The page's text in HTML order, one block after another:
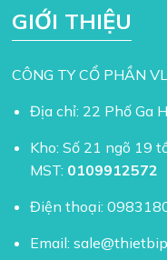
GIỚI THIỆU
CÔNG TY CỔ PHẦN
Địa chỉ: 22 Phố Ga
Kho: Số 21 ngõ 19
MST: 0109912572
Điện thoại:
Email: